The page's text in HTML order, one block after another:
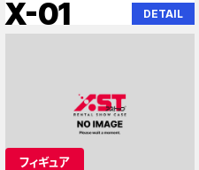
X-01 DETAIL
フィギュア